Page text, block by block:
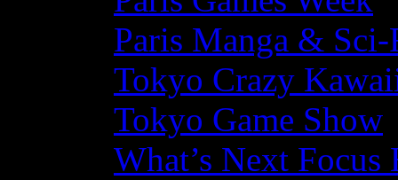
Paris Manga &
Tokyo Crazy
Tokyo Game Show
What’s Next